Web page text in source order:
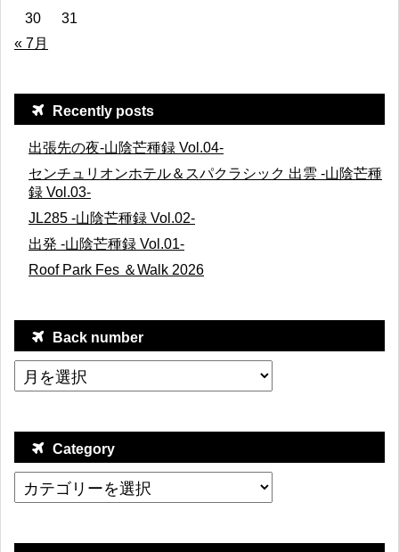
30
31
« 7月
Recently posts
出張先の夜-山陰芒種録 Vol.04-
センチュリオンホテル＆スパクラシック 出雲 -山陰芒種
録 Vol.03-
JL285 -山陰芒種録 Vol.02-
出発 -山陰芒種録 Vol.01-
Roof Park Fes ＆Walk 2026
Back number
Category